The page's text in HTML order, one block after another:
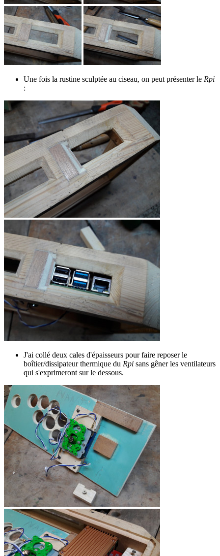
Une fois la rustine sculptée au ciseau, on peut présenter le Rpi
:
J'ai collé deux cales d'épaisseurs pour faire reposer le
boîtier/dissipateur thermique du Rpi sans gêner les ventilateurs
qui s'exprimeront sur le dessous.